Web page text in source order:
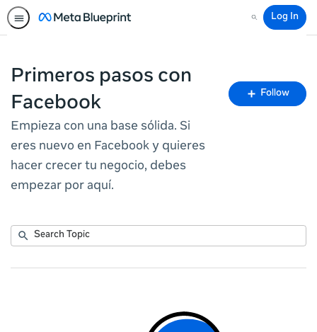
Search
Log In
Primeros pasos con
Facebook
Empieza con una base sólida. Si
eres nuevo en Facebook y quieres
hacer crecer tu negocio, debes
empezar por aquí.
Follow
No
Search
Submit